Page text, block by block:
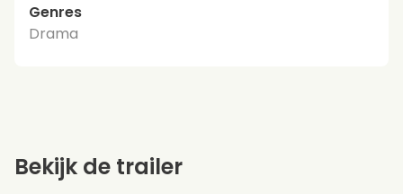
Genres
Drama
Bekijk de trailer